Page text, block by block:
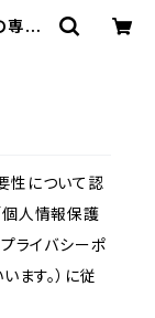
専門
性について認
個人情報保護
プライバシーポ
ます。）に従